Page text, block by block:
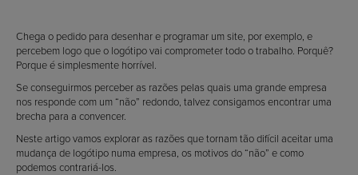
Chega o pedido para desenhar e programar um site, por exemplo, e
percebem logo que o logótipo vai comprometer todo o trabalho. Porquê?
Porque é simplesmente horrível.
Se conseguirmos perceber as razões pelas quais uma grande empresa
nos responde com um “não” redondo, talvez consigamos encontrar uma
brecha para a convencer.
Neste artigo vamos explorar as razões que tornam tão difícil aceitar uma
mudança de logótipo numa empresa, os motivos do “não” e como
podemos contrariá-los.